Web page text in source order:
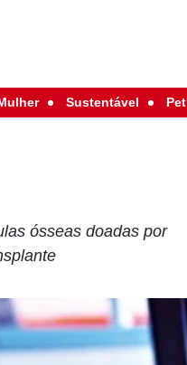
Sustentável Pet
ósseas doadas por